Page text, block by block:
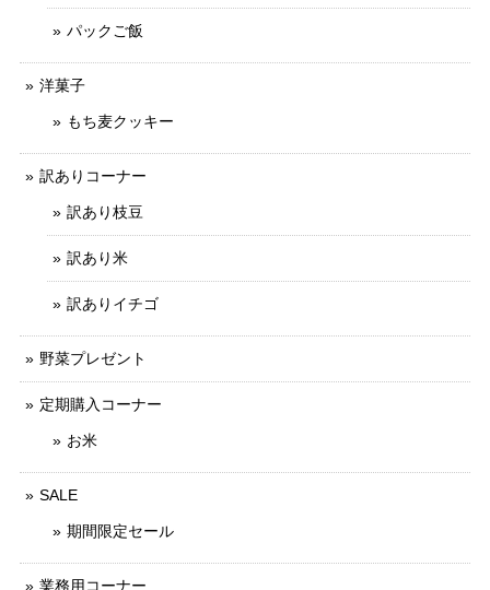
パックご飯
洋菓子
もち麦クッキー
訳ありコーナー
訳あり枝豆
訳あり米
訳ありイチゴ
野菜プレゼント
定期購入コーナー
お米
SALE
期間限定セール
業務用コーナー